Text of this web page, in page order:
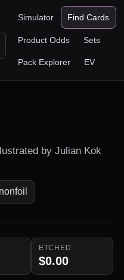
Simulator Find Cards
Product Odds Sets
Pack Explorer EV
by Julian Kok
nonfoil
ETCHED
$0.00